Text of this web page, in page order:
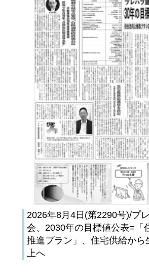
2026年8月4日(第2290号)/プ
会、2030年の目標値公表=「
推進プラン」、住宅供給から
上へ